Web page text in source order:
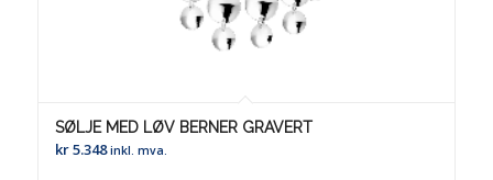
SØLJE MED LØV BERNER GRAVERT
kr5.348 inkl. mva.